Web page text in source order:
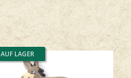
AUF LAGER